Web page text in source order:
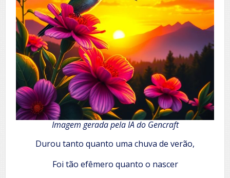
Imagem gerada pela IA do Gencraft
Durou tanto quanto uma chuva de verão,
Foi tão efêmero quanto o nascer